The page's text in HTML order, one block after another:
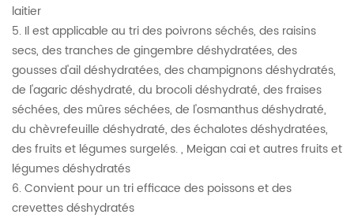
laitier
5. Il est applicable au tri des poivrons séchés, des raisins
secs, des tranches de gingembre déshydratées, des
gousses d'ail déshydratées, des champignons déshydratés,
de l'agaric déshydraté, du brocoli déshydraté, des fraises
séchées, des mûres séchées, de l'osmanthus déshydraté,
du chèvrefeuille déshydraté, des échalotes déshydratées,
des fruits et légumes surgelés. , Meigan cai et autres fruits et
légumes déshydratés
6. Convient pour un tri efficace des poissons et des
crevettes déshydratés